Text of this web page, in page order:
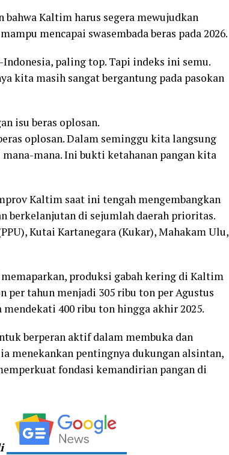
Kaltim harus segera mewujudkan
mencapai swasembada beras pada 2026.
paling top. Tapi indeks ini semu.
kita masih sangat bergantung pada pasokan
isu beras oplosan.
oplosan. Dalam seminggu kita langsung
mana. Ini bukti ketahanan pangan kita
Kaltim saat ini tengah mengembangkan
berkelanjutan di sejumlah daerah prioritas.
Kutai Kartanegara (Kukar), Mahakam Ulu,
produksi gabah kering di Kaltim
tahun menjadi 305 ribu ton per Agustus
400 ribu ton hingga akhir 2025.
berperan aktif dalam membuka dan
menekankan pentingnya dukungan alsintan,
fondasi kemandirian pangan di